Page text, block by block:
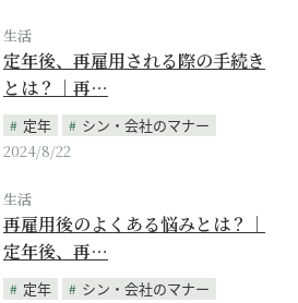
生活
定年後、再雇用される際の手続き
とは？｜再…
定年
シン・会社のマナー
2024/8/22
生活
再雇用後のよくある悩みとは？｜
定年後、再…
定年
シン・会社のマナー